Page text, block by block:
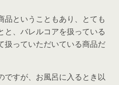
品ということもあり、とても
と、バレルコアを扱っている
扱っていただいている商品だ
ですが、お風呂に入るとき以